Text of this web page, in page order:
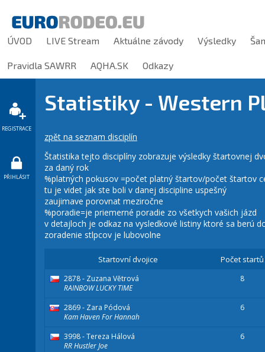
ÚVOD LIVE Stream Aktuálne závody Výsledky
Pravidla SAWRR AQHA.SK Odkazy
REGISTRACE
PŘIHLÁSIT
Statistiky - Western
zpět na seznam disciplín
Štatistika tejto disciplíny zobrazuje výsledky štartovnej
za daný rok
%platných pokusov =počet platný štartov/počet štartov
tu je videt jak ste boli v danej discipline uspešný
zaujimave porovnat meziročne
%poradie=je priemerné poradie zo všetkych vašich jázd
v detajloch je odkaz na vysledkové listiny ktoré sa berú
zoradenie stlpcov je lubovolne
Startovní dvojice Počet startů
2878 - Zuzana Větrová
RAINBOW LUCKY TIME
8
2869 - Zara Pódová
Kam Haven For Hannah
6
3998 - Tereza Hálová
RR Hustler Joe
6